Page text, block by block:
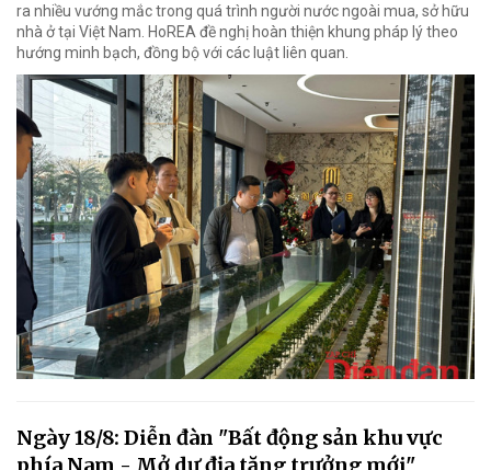
ra nhiều vướng mắc trong quá trình người nước ngoài mua, sở hữu
nhà ở tại Việt Nam. HoREA đề nghị hoàn thiện khung pháp lý theo
hướng minh bạch, đồng bộ với các luật liên quan.
Ngày 18/8: Diễn đàn "Bất động sản khu vực